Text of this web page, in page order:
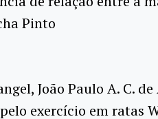
Pinto
João Paulo A. C.
exercício em ratas